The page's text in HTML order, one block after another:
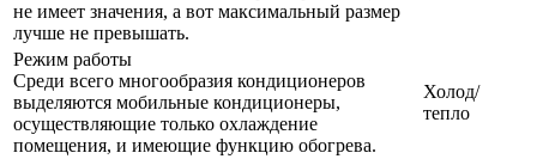
не имеет значения, а вот максимальный размер
лучше не превышать.
Режим работы
Среди всего многообразия кондиционеров
выделяются мобильные кондиционеры,
осуществляющие только охлаждение
помещения, и имеющие функцию обогрева.
Холод/
тепло